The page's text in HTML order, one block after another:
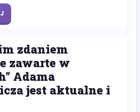
zdaniem
zawarte w
Adama
jest aktualne i